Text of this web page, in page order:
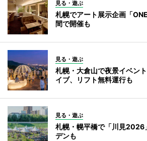
見る・遊ぶ
札幌でアート展示企画「
間で開催も
見る・遊ぶ
札幌・大倉山で夜景イベン
イブ、リフト無料運行も
見る・遊ぶ
札幌・幌平橋で「川見
デンも